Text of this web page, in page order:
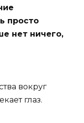
просто
нет ничего,
вокруг
глаз.